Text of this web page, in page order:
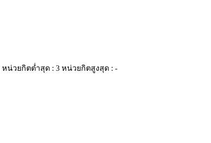
หน่วยกิตต่ำสุด : 3 หน่วยกิตสูงสุด : -